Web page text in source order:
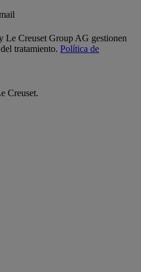
Le Creuset Group AG gestionen
tratamiento. Política de
Creuset.